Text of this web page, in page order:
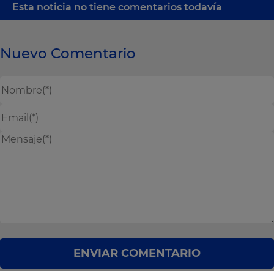
Esta noticia no tiene comentarios todavía
Nuevo Comentario
ENVIAR COMENTARIO